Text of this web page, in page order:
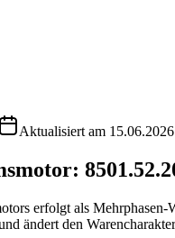
Aktualisiert am 15.06.2026
erfolgt als
ändert den